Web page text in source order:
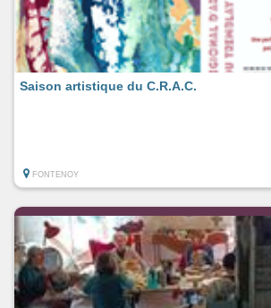
Saison artistique du C.R.A.C.
FONTENOY